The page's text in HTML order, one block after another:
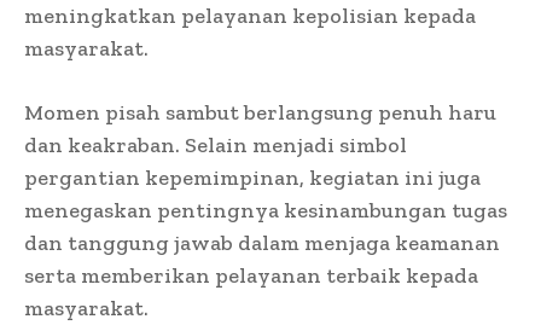
meningkatkan pelayanan kepolisian kepada
masyarakat.
Momen pisah sambut berlangsung penuh haru
dan keakraban. Selain menjadi simbol
pergantian kepemimpinan, kegiatan ini juga
menegaskan pentingnya kesinambungan tugas
dan tanggung jawab dalam menjaga keamanan
serta memberikan pelayanan terbaik kepada
masyarakat.